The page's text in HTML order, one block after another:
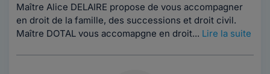
Maître Alice DELAIRE propose de vous accompagner
en droit de la famille, des successions et droit civil.
Maître DOTAL vous accomapgne en droit... Lire la suite